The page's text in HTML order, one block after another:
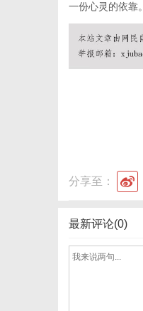
一份心灵的依靠。
分享至：
最新评论(0)